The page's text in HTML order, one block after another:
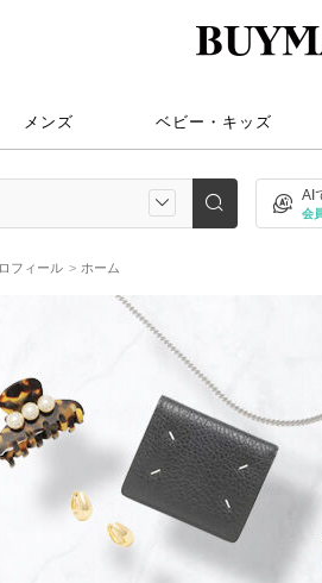
メンズ ベビー・キッズ
AI
会
フィール ホーム